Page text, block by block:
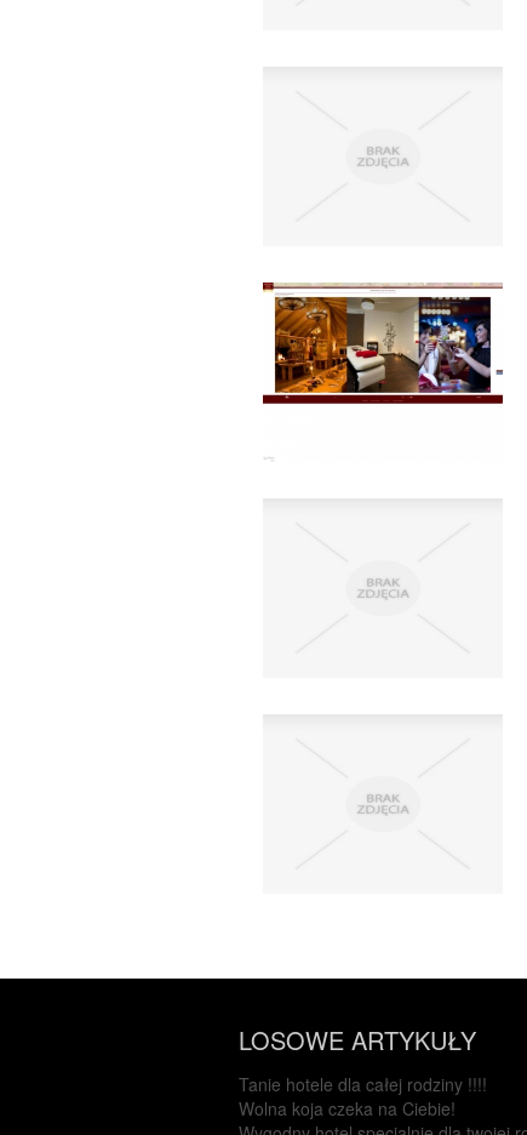
LOSOWE ARTYKUŁY
Tanie hotele dla całej rodziny !!!!
Wolna koja czeka na Ciebie!